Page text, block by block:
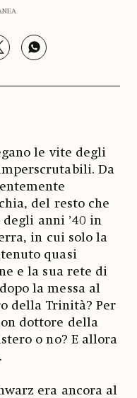
le vite degli
Da
del resto che
anni ’40 in
in cui solo la
quasi
e la sua rete di
la messa al
della Trinità? Per
dottore della
o no? E allora
era ancora al